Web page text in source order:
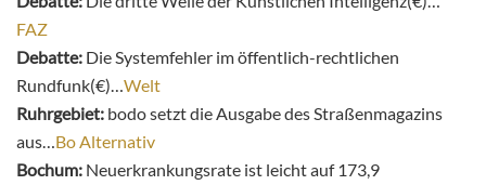
FAZ
Debatte: Die Systemfehler im öffentlich-rechtlichen
Rundfunk(€)… Welt
Ruhrgebiet: bodo setzt die Ausgabe des Straßenmagazins
aus… Bo Alternativ
Bochum: Neuerkrankungsrate ist leicht auf 173,9